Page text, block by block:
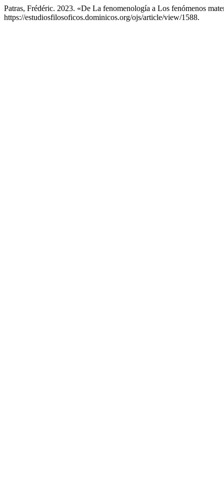
Patras, Frédéric. 2023. «De La fenomenología a Los fenómenos
https://estudiosfilosoficos.dominicos.org/ojs/article/view/1588.